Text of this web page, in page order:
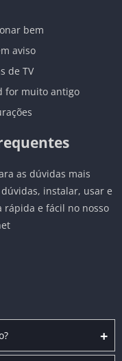
bem
aviso
de TV
for muito antigo
as dúvidas mais
instalar, usar e
rápida e fácil no nosso
+